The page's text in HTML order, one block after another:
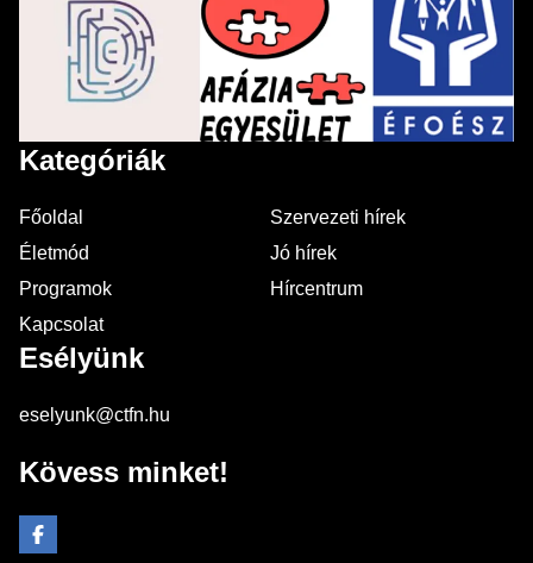
Kategóriák
Főoldal
Szervezeti hírek
Életmód
Jó hírek
Programok
Hírcentrum
Kapcsolat
Esélyünk
eselyunk@ctfn.hu
Kövess minket!